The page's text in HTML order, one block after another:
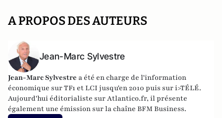
A PROPOS DES AUTEURS
Jean-Marc Sylvestre
Jean-Marc Sylvestre a été en charge de l'information
économique sur TF1 et LCI jusqu'en 2010 puis sur i>TÉLÉ.
Aujourd'hui éditorialiste sur Atlantico.fr, il présente
également une émission sur la chaîne BFM Business.